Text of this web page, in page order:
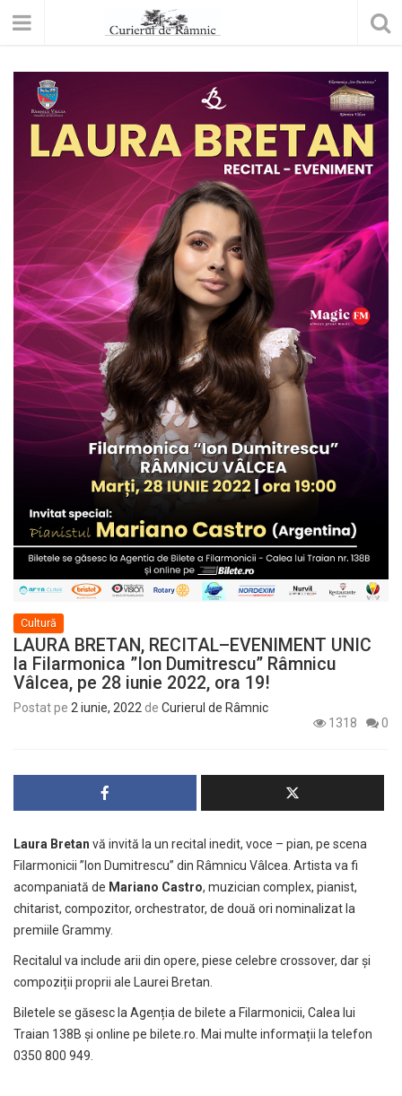
Cultură
LAURA BRETAN, RECITAL–EVENIMENT UNIC
la Filarmonica ”Ion Dumitrescu” Râmnicu
Vâlcea, pe 28 iunie 2022, ora 19!
Postat pe 2 iunie, 2022 de Curierul de Râmnic
1318
0
Laura Bretan vă invită la un recital inedit, voce – pian, pe scena
Filarmonicii ”Ion Dumitrescu” din Râmnicu Vâlcea. Artista va fi
acompaniată de Mariano Castro, muzician complex, pianist,
chitarist, compozitor, orchestrator, de două ori nominalizat la
premiile Grammy.
Recitalul va include arii din opere, piese celebre crossover, dar și
compoziții proprii ale Laurei Bretan.
Biletele se găsesc la Agenția de bilete a Filarmonicii, Calea lui
Traian 138B și online pe bilete.ro . Mai multe informații la telefon
0350 800 949.